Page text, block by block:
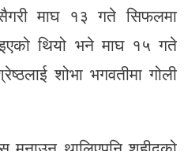
माघ १३ गते सिफलमा
थियो भने माघ १५ गते
शोभा भगवतीमा गोली